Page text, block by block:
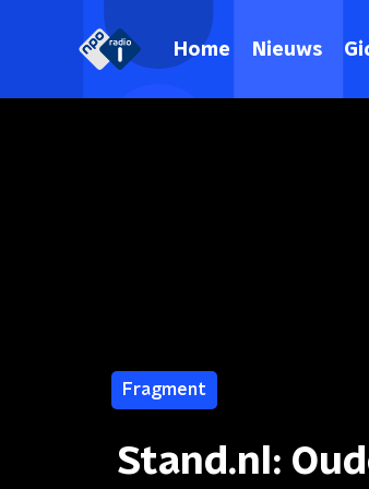
Home Nieuws
Fragment
Stand.nl: